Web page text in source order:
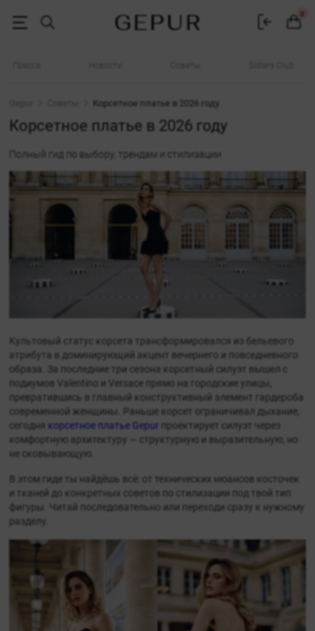
Корсетное платье в 2026 году
Корсетное платье в 2026 году
Полный гид по выбору, трендам и стилизации
Культовый статус корсета трансформировался из бельевого
атрибута в доминирующий акцент вечернего и повседневного
образа. За последние три сезона корсетный силуэт вышел с
подиумов Valentino и Versace прямо на городские улицы,
превратившись в главный конструктивный элемент гардероба
современной женщины. Раньше корсет ограничивал дыхание,
сегодня корсетное платье Gepur проектирует силуэт через
комфортную архитектуру — структурную и выразительную, но
не сковывающую.
В этом гиде ты найдёшь всё: от технических нюансов косточек
и тканей до конкретных советов по стилизации под твой тип
фигуры. Читай последовательно или переходи сразу к нужному
разделу.